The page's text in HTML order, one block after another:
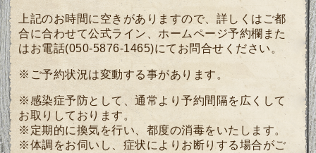
上記のお時間に空きがありますので、詳しくはご都
合に合わせて公式ライン、ホームページ予約欄また
はお電話(050-5876-1465)にてお問合せください。
※ご予約状況は変動する事があります。
※感染症予防として、通常より予約間隔を広くして
お取りしております。
※定期的に換気を行い、都度の消毒をいたします。
※体調をお伺いし、症状によりお断りする場合がご